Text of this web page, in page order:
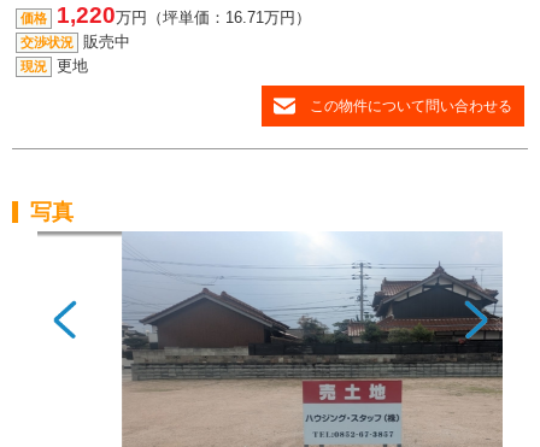
価格 1,220万円（坪単価：16.71万円）
交渉状況 販売中
現況 更地
この物件について問い合わせる
写真